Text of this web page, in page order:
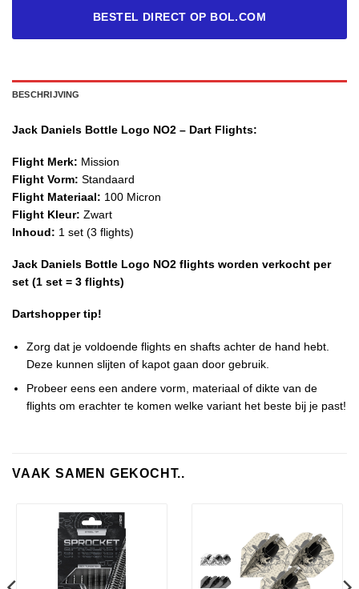
BESTEL DIRECT OP BOL.COM
BESCHRIJVING
Jack Daniels Bottle Logo NO2 – Dart Flights:
Flight Merk: Mission
Flight Vorm: Standaard
Flight Materiaal: 100 Micron
Flight Kleur: Zwart
Inhoud: 1 set (3 flights)
Jack Daniels Bottle Logo NO2 flights worden verkocht per
set (1 set = 3 flights)
Dartshopper tip!
Zorg dat je voldoende flights en shafts achter de hand hebt.
Deze kunnen slijten of kapot gaan door gebruik.
Probeer eens een andere vorm, materiaal of dikte van de
flights om erachter te komen welke variant het beste bij je past!
VAAK SAMEN GEKOCHT..